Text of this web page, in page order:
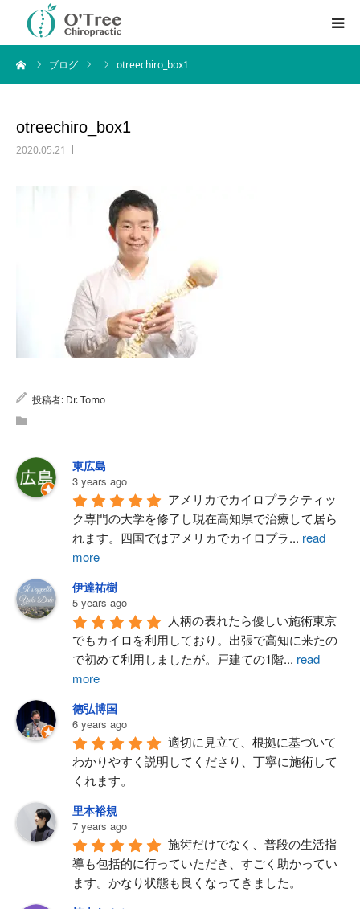
ブログ otreechiro_box1
otreechiro_box1
2020.05.21
投稿者: Dr. Tomo
東広島
3 years ago
アメリカでカイロプラクティッ
ク専門の大学を修了し現在高知県で治療して居ら
れます。四国ではアメリカでカイロプラ... read
more
伊達祐樹
5 years ago
人柄の表れたら優しい施術東京
でもカイロを利用しており。出張で高知に来たの
で初めて利用しましたが。戸建ての1階... read
more
徳弘博国
6 years ago
適切に見立て、根拠に基づいて
わかりやすく説明してくださり、丁寧に施術して
くれます。
里本裕規
7 years ago
施術だけでなく、普段の生活指
導も包括的に行っていただき、すごく助かってい
ます。かなり状態も良くなってきました。
はじめての方へ